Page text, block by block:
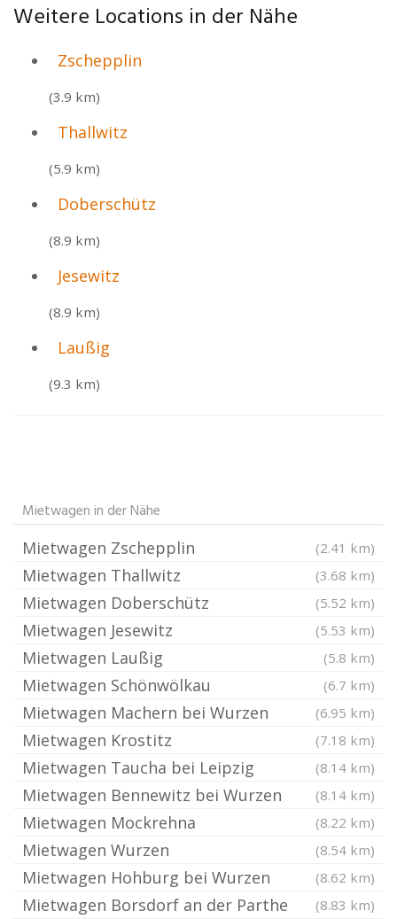
Weitere Locations in der Nähe
Zschepplin
(3.9 km)
Thallwitz
(5.9 km)
Doberschütz
(8.9 km)
Jesewitz
(8.9 km)
Laußig
(9.3 km)
Mietwagen in der Nähe
Mietwagen Zschepplin (2.41 km)
Mietwagen Thallwitz (3.68 km)
Mietwagen Doberschütz (5.52 km)
Mietwagen Jesewitz (5.53 km)
Mietwagen Laußig (5.8 km)
Mietwagen Schönwölkau (6.7 km)
Mietwagen Machern bei Wurzen (6.95 km)
Mietwagen Krostitz (7.18 km)
Mietwagen Taucha bei Leipzig (8.14 km)
Mietwagen Bennewitz bei Wurzen (8.14 km)
Mietwagen Mockrehna (8.22 km)
Mietwagen Wurzen (8.54 km)
Mietwagen Hohburg bei Wurzen (8.62 km)
Mietwagen Borsdorf an der Parthe (8.83 km)